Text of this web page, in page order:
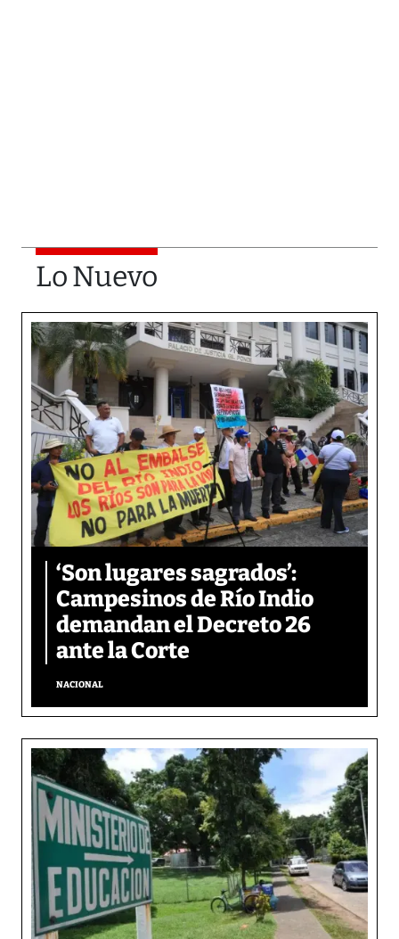
Lo Nuevo
‘Son lugares sagrados’:
Campesinos de Río Indio
demandan el Decreto 26
ante la Corte
NACIONAL